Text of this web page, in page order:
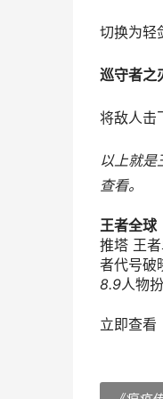
切换为轻
巡守者之
将敌人击
以上就是
查看。
王者全球
推塔 王
者代号破
8.9人物
立即查看